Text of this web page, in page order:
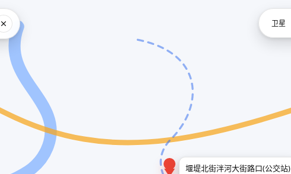
堰堤北街泮河大街路口(公交站)
卫星